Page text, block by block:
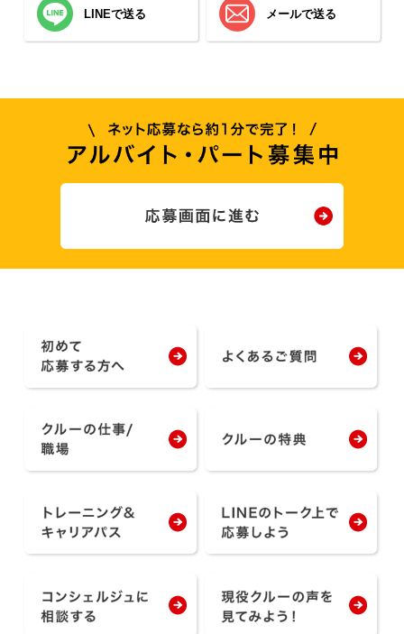
LINEで送る メールで送る